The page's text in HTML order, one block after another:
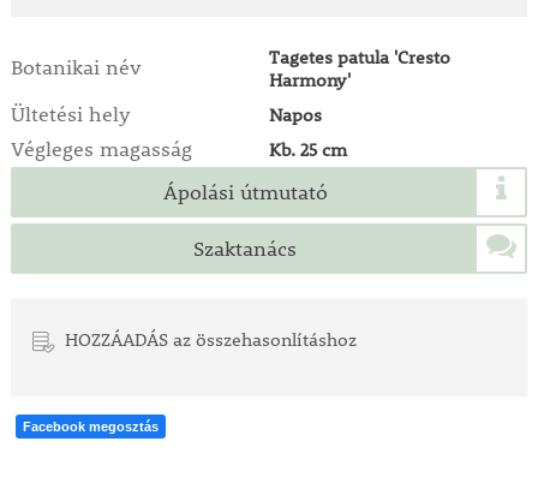
Botanikai név
Tagetes patula 'Cresto
Harmony'
Ültetési hely Napos
Végleges magasság Kb. 25 cm
Ápolási útmutató
Szaktanács
HOZZÁADÁS az összehasonlításhoz
Facebook megosztás